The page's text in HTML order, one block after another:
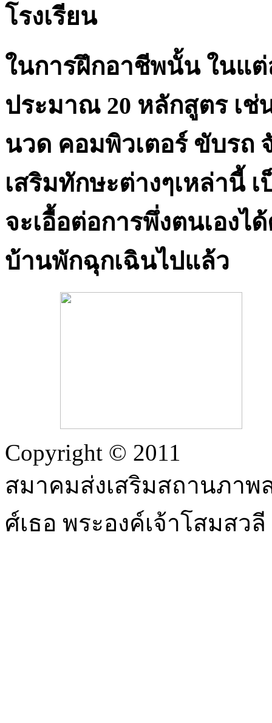
โรงเรียน
ในการฝึกอาชีพนั้น ในแ
ประมาณ 20 หลักสูตร เช่
นวด คอมพิวเตอร์ ขับรถ
เสริมทักษะต่างๆเหล่านี้
จะเอื้อต่อการพึ่งตนเอง
บ้านพักฉุกเฉินไปแล้ว
Copyright © 2011
สมาคมส่งเสริมสถานภาพ
ศ์เธอ พระองค์เจ้าโสมส